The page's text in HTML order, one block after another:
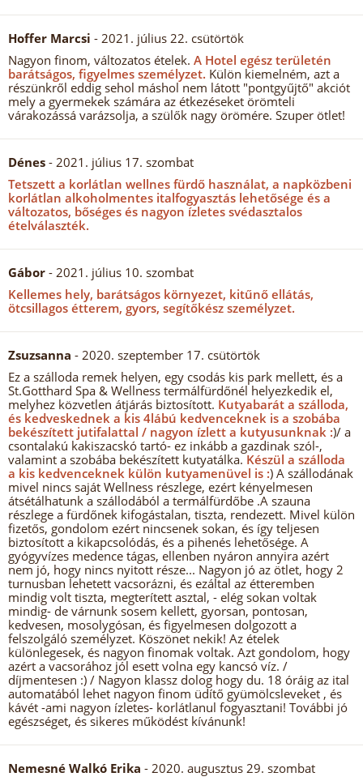
Hoffer Marcsi - 2021. július 22. csütörtök
Nagyon finom, változatos ételek. A Hotel egész területén
barátságos, figyelmes személyzet. Külön kiemelném, azt a
részünkről eddig sehol máshol nem látott "pontgyűjtő" akciót
mely a gyermekek számára az étkezéseket örömteli
várakozássá varázsolja, a szülők nagy örömére. Szuper ötlet!
Dénes - 2021. július 17. szombat
Tetszett a korlátlan wellnes fürdő használat, a napközbeni
korlátlan alkoholmentes italfogyasztás lehetősége és a
változatos, bőséges és nagyon ízletes svédasztalos
ételválaszték.
Gábor - 2021. július 10. szombat
Kellemes hely, barátságos környezet, kitűnő ellátás,
ötcsillagos étterem, gyors, segítőkész személyzet.
Zsuzsanna - 2020. szeptember 17. csütörtök
Ez a szálloda remek helyen, egy csodás kis park mellett, és a
St.Gotthard Spa & Wellness termálfürdőnél helyezkedik el,
melyhez közvetlen átjárás biztosított. Kutyabarát a szálloda,
és kedveskednek a kis 4lábú kedvenceknek is a szobába
bekészített jutifalattal / nagyon ízlett a kutyusunknak :)/ a
csontalakú kakiszacskó tartó- ez inkább a gazdinak szól-,
valamint a szobába bekészített kutyatálka. Készül a szálloda
a kis kedvenceknek külön kutyamenüvel is :) A szállodának
mivel nincs saját Wellness részlege, ezért kényelmesen
átsétálhatunk a szállodából a termálfürdőbe .A szauna
részlege a fürdőnek kifogástalan, tiszta, rendezett. Mivel külön
fizetős, gondolom ezért nincsenek sokan, és így teljesen
biztosított a kikapcsolódás, és a pihenés lehetősége. A
gyógyvízes medence tágas, ellenben nyáron annyira azért
nem jó, hogy nincs nyitott része... Nagyon jó az ötlet, hogy 2
turnusban lehetett vacsorázni, és ezáltal az étteremben
mindig volt tiszta, megterített asztal, - elég sokan voltak
mindig- de várnunk sosem kellett, gyorsan, pontosan,
kedvesen, mosolygósan, és figyelmesen dolgozott a
felszolgáló személyzet. Köszönet nekik! Az ételek
különlegesek, és nagyon finomak voltak. Azt gondolom, hogy
azért a vacsorához jól esett volna egy kancsó víz. /
díjmentesen :) / Nagyon klassz dolog hogy du. 18 óráig az ital
automatából lehet nagyon finom üdítő gyümölcsleveket , és
kávét -ami nagyon ízletes- korlátlanul fogyasztani! További jó
egészséget, és sikeres működést kívánunk!
Nemesné Walkó Erika - 2020. augusztus 29. szombat